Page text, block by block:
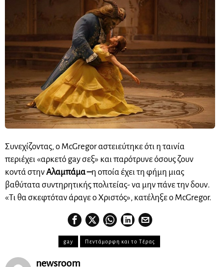
Συνεχίζοντας, ο McGregor αστειεύτηκε ότι η ταινία
περιέχει «αρκετό gay σεξ» και παρότρυνε όσους ζουν
κοντά στηνΑλαμπάμα –η οποία έχει τη φήμη μιας
βαθύτατα συντηρητικής πολιτείας- να μην πάνε την δουν.
«Τι θα σκεφτόταν άραγε ο Χριστός», κατέληξε ο McGregor.
gay Πεντάμορφη και το Τέρας
newsroom